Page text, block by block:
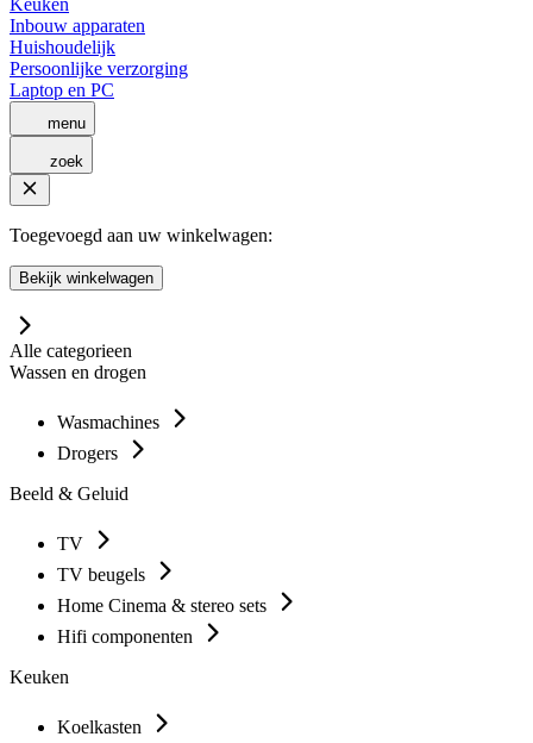
Keuken
Inbouw apparaten
Huishoudelijk
Persoonlijke verzorging
Laptop en PC
menu
zoek
Toegevoegd aan uw winkelwagen:
Bekijk winkelwagen
Alle categorieen
Wassen en drogen
Wasmachines
Drogers
Beeld & Geluid
TV
TV beugels
Home Cinema & stereo sets
Hifi componenten
Keuken
Koelkasten